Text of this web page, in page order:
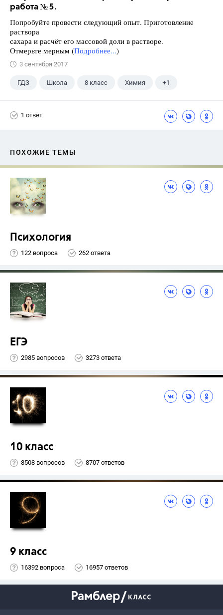
работа № 5.
Попробуйте провести следующий опыт. Приготовление
раствора
сахара и расчёт его массовой доли в растворе.
Отмерьте мерным (Подробнее...)
3 сентября 2017
ГДЗ Школа 8 класс Химия +1
1 ответ
ПОХОЖИЕ ТЕМЫ
Психология
122 вопроса 262 ответа
ЕГЭ
2985 вопросов 3273 ответа
10 класс
8508 вопросов 8707 ответов
9 класс
16392 вопроса 16957 ответов